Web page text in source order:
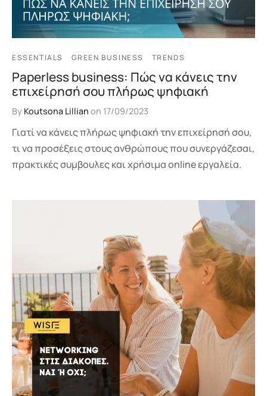
ESSENTIALS GREEN BUSINESS TRENDS
Paperless business: Πώς να κάνεις την
επιχείρησή σου πλήρως ψηφιακή
By Koutsona Lillian on 17/09/2023
Γιατί να κάνεις πλήρως ψηφιακή την επιχείρησή σου,
τι να προσέξεις στους ανθρώπους που συνεργάζεσαι,
πρακτικές συμβουλες και χρήσιμα online εργαλεία.